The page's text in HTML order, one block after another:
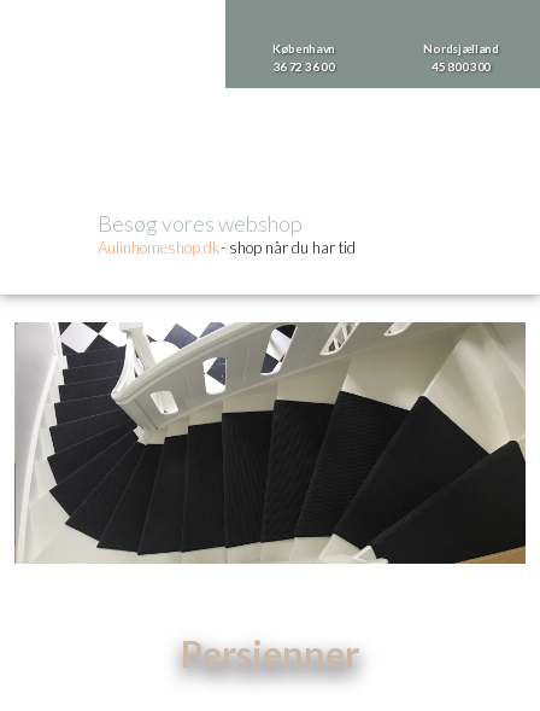
København
36 72 36 00
Nordsjælland
​45 800 300
Besøg vores webshop​
Aulinhom​eshop.dk- shop når du har tid​
Persienner​